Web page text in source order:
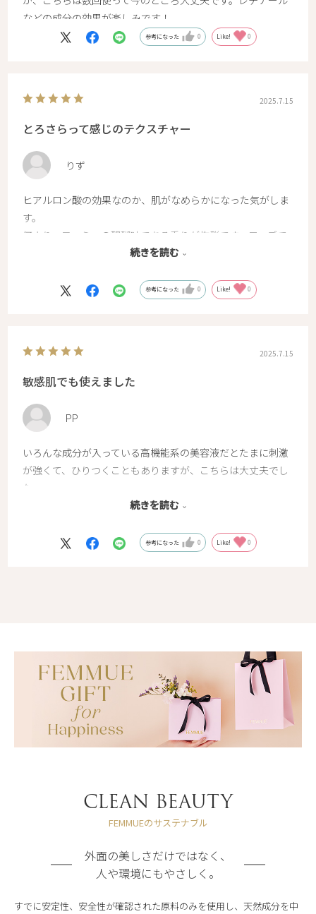
などの成分の効果が楽しみです！
参考になった 0 Like! 0
2025.7.15
とろさらって感じのテクスチャー
りず
ヒアルロン酸の効果なのか、肌がなめらかになった気がしま
す。
何より、ファミュの醍醐味である香りが抜群です。ローズで
す。ほんと癒されます。
ーが軽くてお気に入りです。
続きを読む
参考になった 0 Like! 0
2025.7.15
敏感肌でも使えました
PP
いろんな成分が入っている高機能系の美容液だとたまに刺激
が強くて、ひりつくこともありますが、こちらは大丈夫でし
た。
肌がうるおってハリが出ました！毛穴が目立たなくなってき
価格もお手頃なので続けやすいのがうれしいです。
続きを読む
参考になった 0 Like! 0
CLEAN BEAUTY
FEMMUEのサステナブル
外面の美しさだけではなく、
人や環境にもやさしく。
すでに安定性、安全性が確認された原料のみを使用し、天然成分を中